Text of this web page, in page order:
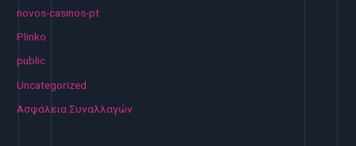
novos-casinos-pt
Plinko
public
Uncategorized
Ασφάλεια Συναλλαγών